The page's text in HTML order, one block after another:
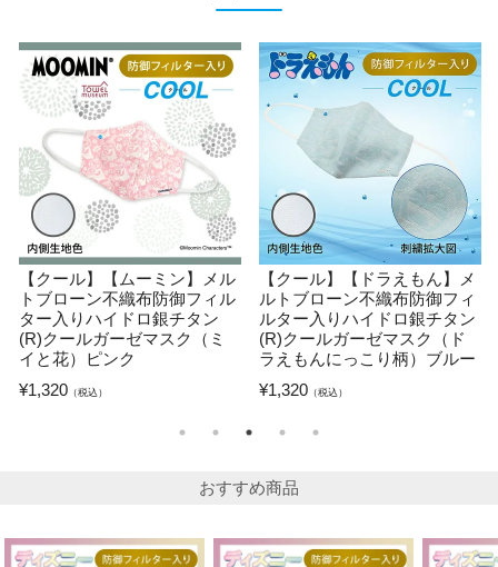
【クール】【ムーミン】メル
トブローン不織布防御フィル
ター入りハイドロ銀チタン
(R)クールガーゼマスク（ミ
イと花）ピンク
¥1,320（税込）
【クール】【ドラえもん】メ
ルトブローン不織布防御フィ
ルター入りハイドロ銀チタン
(R)クールガーゼマスク（ド
ラえもんにっこり柄）ブルー
¥1,320（税込）
おすすめ商品